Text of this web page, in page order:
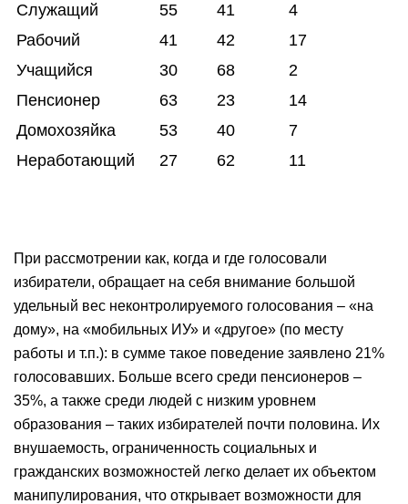
Служащий
55 41
4
Рабочий
41 42
17
Учащийся
30 68
2
Пенсионер
63 23
14
Домохозяйка
53 40
7
Неработающий
27 62 11
При рассмотрении как, когда и где голосовали
избиратели, обращает на себя внимание большой
удельный вес неконтролируемого голосования – «на
дому», на «мобильных ИУ» и «другое» (по месту
работы и т.п.): в сумме такое поведение заявлено 21%
голосовавших. Больше всего среди пенсионеров –
35%, а также среди людей с низким уровнем
образования – таких избирателей почти половина. Их
внушаемость, ограниченность социальных и
гражданских возможностей легко делает их объектом
манипулирования, что открывает возможности для